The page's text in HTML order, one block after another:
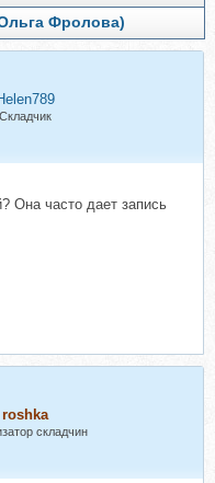
Фролова)
Складчик
Она часто дает запись
roshka
складчин